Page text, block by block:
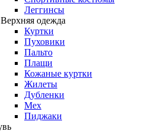
Леггинсы
Верхняя одежда
Куртки
Пуховики
Пальто
Плащи
Кожаные куртки
Жилеты
Дубленки
Мех
Пиджаки